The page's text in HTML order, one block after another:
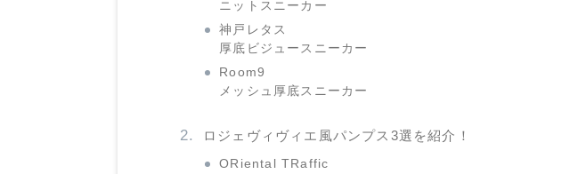
ニットスニーカー
神戸レタス
厚底ビジュースニーカー
Room9
メッシュ厚底スニーカー
ロジェヴィヴィエ風パンプス3選を紹介！
ORiental TRaffic